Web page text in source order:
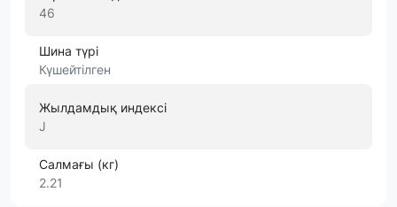
46
Шина түрі
Күшейтілген
Жылдамдық индексі
J
Салмағы (кг)
2.21